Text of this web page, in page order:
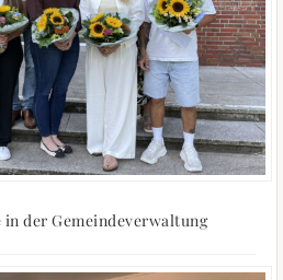
der Gemeindeverwaltung